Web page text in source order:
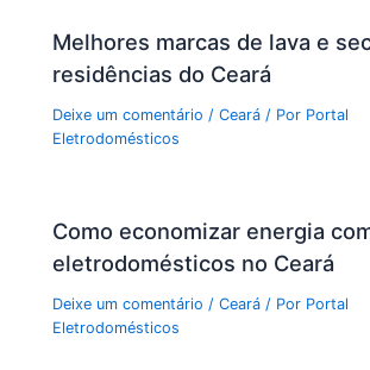
Melhores marcas de lava e
residências do Ceará
Deixe um comentário /Ceará / Por Portal
Eletrodomésticos
Como economizar energia
eletrodomésticos no Ceará
Deixe um comentário /Ceará / Por Portal
Eletrodomésticos